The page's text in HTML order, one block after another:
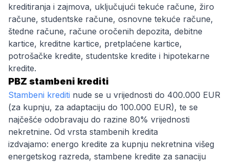
kreditiranja i zajmova, uključujući tekuće račune, žiro
račune, studentske račune, osnovne tekuće račune,
štedne račune, račune oročenih depozita, debitne
kartice, kreditne kartice, pretplaćene kartice,
potrošačke kredite, studentske kredite i hipotekarne
kredite.
PBZ stambeni krediti
Stambeni krediti nude se u vrijednosti do 400.000 EUR
(za kupnju, za adaptaciju do 100.000 EUR), te se
najčešće odobravaju do razine 80% vrijednosti
nekretnine. Od vrsta stambenih kredita
izdvajamo: energo kredite za kupnju nekretnina višeg
energetskog razreda, stambene kredite za sanaciju